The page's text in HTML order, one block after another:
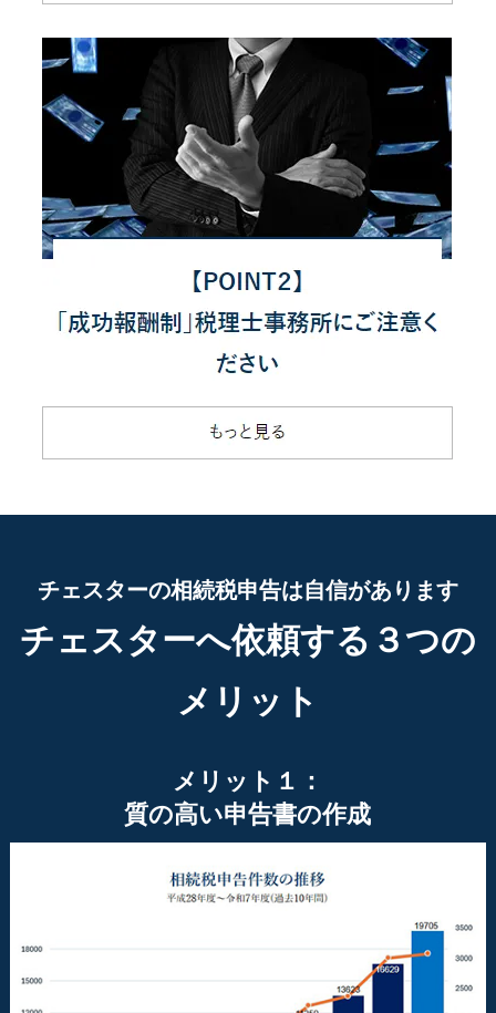
チェスターの相続税申告は自信があります
チェスターへ依頼する３つの
メリット
メリット１：
質の高い申告書の作成